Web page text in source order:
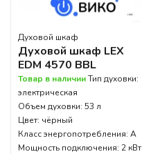
Духовой шкаф
Духовой шкаф LEX
EDM 4570 BBL
Товар в наличииТип духовки:
электрическая
Объем духовки: 53 л
Цвет: чёрный
Класс энергопотребления: A
Мощность подключения: 2 кВт